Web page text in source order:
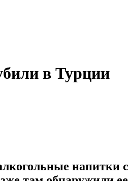
в Турции
напитки